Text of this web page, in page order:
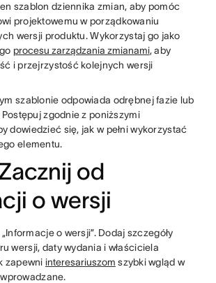
szablon dziennika zmian, aby pomóc
projektowemu w porządkowaniu
wersji produktu. Wykorzystaj go jako
procesu zarządzania zmianami, aby
i przejrzystość kolejnych wersji
szablonie odpowiada odrębnej fazie lub
zgodnie z poniższymi
dowiedzieć się, jak w pełni wykorzystać
elementu.
od
o wersji
o wersji”. Dodaj szczegóły
wersji, daty wydania i właściciela
zapewni interesariuszom szybki wgląd w